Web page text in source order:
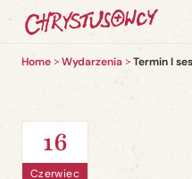
Home Wydarzenia Termin I
16
Czerwiec